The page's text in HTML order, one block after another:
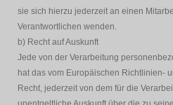
sie sich hierzu jederzeit an einen
Verantwortlichen wenden.
b) Recht auf Auskunft
Jede von der Verarbeitung
hat das vom Europäischen Richtlinien-
Recht, jederzeit von dem für die